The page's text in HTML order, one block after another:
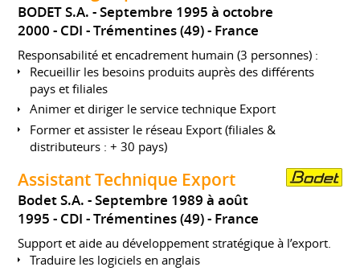
BODET S.A.
Septembre 1995 à octobre
2000 CDI Trémentines (49) France
Responsabilité et encadrement humain (3 personnes) :
Recueillir les besoins produits auprès des différents
pays et filiales
Animer et diriger le service technique Export
Former et assister le réseau Export (filiales &
distributeurs : + 30 pays)
Assistant Technique Export
Bodet S.A.
Septembre 1989 à août
1995 CDI Trémentines (49) France
Support et aide au développement stratégique à l’export.
Traduire les logiciels en anglais